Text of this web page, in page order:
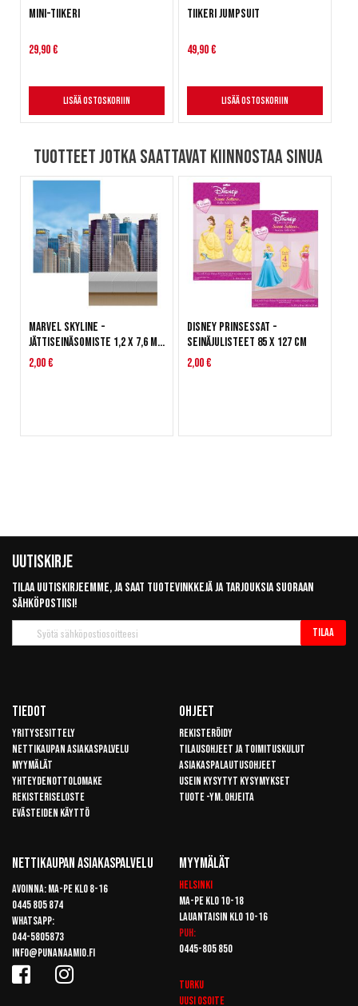
Mini-Tiikeri
29,90 €
Lisää ostoskoriin
Tiikeri jumpsuit
49,90 €
Lisää ostoskoriin
Tuotteet jotka saattavat kiinnostaa sinua
Marvel Skyline -
jättiseinäsomiste 1,2 x 7,6 m,
2 kpl
2,00 €
Disney Prinsessat -
seinäjulisteet 85 x 127 cm
2,00 €
Uutiskirje
Tilaa uutiskirjeemme, ja saat tuotevinkkejä ja tarjouksia suoraan
sähköpostiisi!
uutiskirje
Tilaa
Tiedot
Yritysesittely
Nettikaupan asiakaspalvelu
Myymälät
Yhteydenottolomake
Rekisteriseloste
Evästeiden käyttö
Ohjeet
Rekisteröidy
Tilausohjeet ja toimituskulut
Asiakaspalautusohjeet
Usein kysytyt kysymykset
Tuote -ym. ohjeita
Nettikaupan Asiakaspalvelu
Avoinna: Ma-pe klo 8-16
0445 805 874
Whatsapp:
044-5805873
info@punanaamio.fi
Myymälät
Helsinki
Ma-pe klo 10-18
Lauantaisin klo 10-16
Puh:
0445-805 850
Turku
Uusi osoite